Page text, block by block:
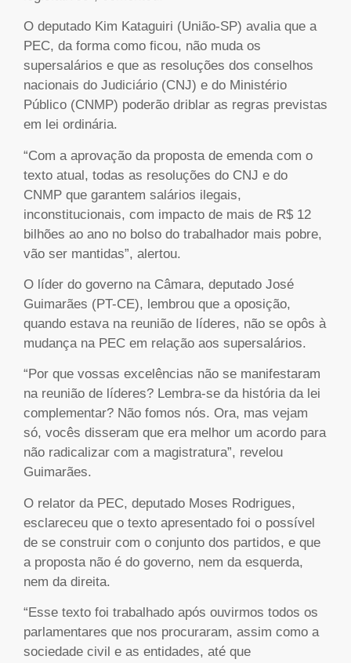
O deputado Kim Kataguiri (União-SP) avalia que a
PEC, da forma como ficou, não muda os
supersalários e que as resoluções dos conselhos
nacionais do Judiciário (CNJ) e do Ministério
Público (CNMP) poderão driblar as regras previstas
em lei ordinária.
“Com a aprovação da proposta de emenda com o
texto atual, todas as resoluções do CNJ e do
CNMP que garantem salários ilegais,
inconstitucionais, com impacto de mais de R$ 12
bilhões ao ano no bolso do trabalhador mais pobre,
vão ser mantidas”, alertou.
O líder do governo na Câmara, deputado José
Guimarães (PT-CE), lembrou que a oposição,
quando estava na reunião de líderes, não se opôs à
mudança na PEC em relação aos supersalários.
“Por que vossas excelências não se manifestaram
na reunião de líderes? Lembra-se da história da lei
complementar? Não fomos nós. Ora, mas vejam
só, vocês disseram que era melhor um acordo para
não radicalizar com a magistratura”, revelou
Guimarães.
O relator da PEC, deputado Moses Rodrigues,
esclareceu que o texto apresentado foi o possível
de se construir com o conjunto dos partidos, e que
a proposta não é do governo, nem da esquerda,
nem da direita.
“Esse texto foi trabalhado após ouvirmos todos os
parlamentares que nos procuraram, assim como a
sociedade civil e as entidades, até que